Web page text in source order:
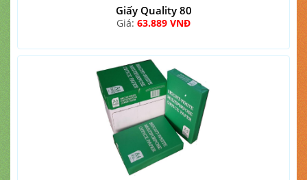
Giấy Quality 80
Giá: 63.889 VNĐ